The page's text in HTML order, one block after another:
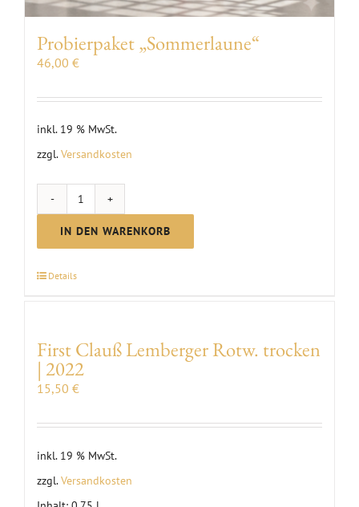
Probierpaket „Sommerlaune“
46,00 €
inkl. 19 % MwSt.
zzgl.Versandkosten
Probierpaket
"Sommerlaune"
Menge
IN DEN WARENKORB
Details
First Clauß Lemberger Rotw. trocken
| 2022
15,50 €
inkl. 19 % MwSt.
zzgl.Versandkosten